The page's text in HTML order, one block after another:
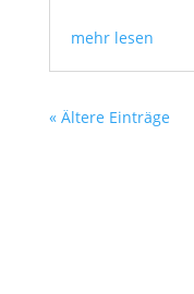
mehr lesen
« Ältere Einträge